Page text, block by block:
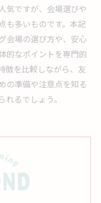
気ですが、会場選びや
も多いものです。本記
会場の選び方や、安心
的なポイントを専門的
徴を比較しながら、友
の準備や注意点を知る
るでしょう。